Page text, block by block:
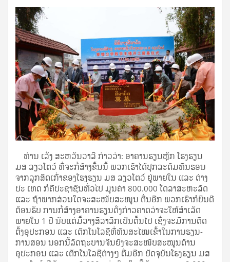
ທ່ານ ເລັ່ງ ສະຫວັນວາລີ ກ່າວວ່າ: ອາຄານຮຽນຫຼັກ ໂຮງຮຽນ
ມສ ລຽວໂຕວ໌ ທີ່ຈະກໍ່ສ້າງຂຶ້ນນີ້ ພວກເຮົາໄດ້ປຸກລະດົມທຶນຮອນ
ຈາກລູກສິດເກົ່າຂອງໂຮງຮຽນ ມສ ລຽວໂຕວ໌ ຢູ່ພາຍໃນ ແລະ ຕ່າງ
ປະ ເທດ ກໍຄືປະຊາຊົນທົ່ວໄປ ມູນຄ່າ 800.000 ໂດລາສະຫະລັດ
ແລະ ຖ້າພາກສ່ວນໃດຈະສະໜັບສະໜູນ ຕື່ນອີກ ພວກເຮົາກໍຍິນດີ
ຕ້ອນຮັບ ການກໍ່ສ້າງອາຄານຮຽນດັ່ງກ່າວຄາດວ່າຈະໃຫ້ສໍາເລັດ
ພາຍໃນ 1 ປີ ນັບແຕ່ມື້ວາງສີລາລຶກເປັນຕົ້ນໄປ ເຊິ່ງຈະມີການຕິດ
ຕັ້ງອຸປະກອນ ແລະ ເຕັກໂນໂລຊີທີ່ທັນສະໄໝເຂົ້າໃນການຮຽນ-
ການສອນ ນອກນີ້ລັດຖະບານຈີນຍັງຈະສະໜັບສະໜູນດ້ານ
ອຸປະກອນ ແລະ ເຕັກໂນໂລຊີຕ່າງໆ ຕື່ມອີກ ປັດຈຸບັນໂຮງຮຽນ ມສ